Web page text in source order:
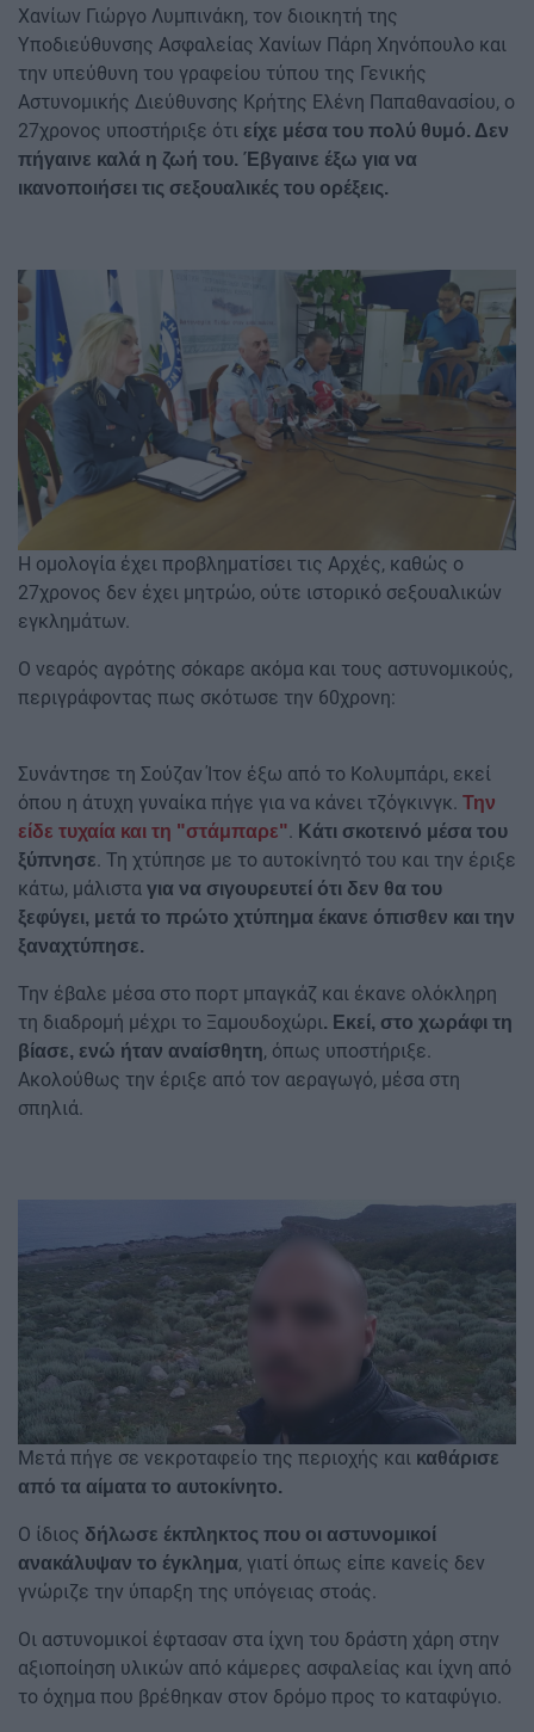
Χανίων Γιώργο Λυμπινάκη, τον διοικητή της
Υποδιεύθυνσης Ασφαλείας Χανίων Πάρη Χηνόπουλο και
την υπεύθυνη του γραφείου τύπου της Γενικής
Αστυνομικής Διεύθυνσης Κρήτης Ελένη Παπαθανασίου, ο
27χρονος υποστήριξε ότι είχε μέσα του πολύ θυμό. Δεν
πήγαινε καλά η ζωή του. Έβγαινε έξω για να
ικανοποιήσει τις σεξουαλικές του ορέξεις.
Η ομολογία έχει προβληματίσει τις Αρχές, καθώς ο
27χρονος δεν έχει μητρώο, ούτε ιστορικό σεξουαλικών
εγκλημάτων.
Ο νεαρός αγρότης σόκαρε ακόμα και τους αστυνομικούς,
περιγράφοντας πως σκότωσε την 60χρονη:
Συνάντησε τη Σούζαν Ίτον έξω από το Κολυμπάρι, εκεί
όπου η άτυχη γυναίκα πήγε για να κάνει τζόγκινγκ. Την
είδε τυχαία και τη "στάμπαρε". Κάτι σκοτεινό μέσα του
ξύπνησε. Τη χτύπησε με το αυτοκίνητό του και την έριξε
κάτω, μάλιστα για να σιγουρευτεί ότι δεν θα του
ξεφύγει, μετά το πρώτο χτύπημα έκανε όπισθεν και την
ξαναχτύπησε.
Την έβαλε μέσα στο πορτ μπαγκάζ και έκανε ολόκληρη
τη διαδρομή μέχρι το Ξαμουδοχώρι. Εκεί, στο χωράφι τη
βίασε, ενώ ήταν αναίσθητη, όπως υποστήριξε.
Ακολούθως την έριξε από τον αεραγωγό, μέσα στη
σπηλιά.
Μετά πήγε σε νεκροταφείο της περιοχής και καθάρισε
από τα αίματα το αυτοκίνητο.
Ο ίδιος δήλωσε έκπληκτος που οι αστυνομικοί
ανακάλυψαν το έγκλημα, γιατί όπως είπε κανείς δεν
γνώριζε την ύπαρξη της υπόγειας στοάς.
Οι αστυνομικοί έφτασαν στα ίχνη του δράστη χάρη στην
αξιοποίηση υλικών από κάμερες ασφαλείας και ίχνη από
το όχημα που βρέθηκαν στον δρόμο προς το καταφύγιο.